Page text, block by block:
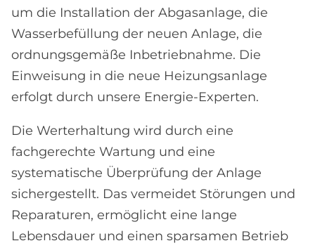
um die Installation der Abgasanlage, die
Wasserbefüllung der neuen Anlage, die
ordnungsgemäße Inbetriebnahme. Die
Einweisung in die neue Heizungsanlage
erfolgt durch unsere Energie-Experten.
Die Werterhaltung wird durch eine
fachgerechte Wartung und eine
systematische Überprüfung der Anlage
sichergestellt. Das vermeidet Störungen und
Reparaturen, ermöglicht eine lange
Lebensdauer und einen sparsamen Betrieb